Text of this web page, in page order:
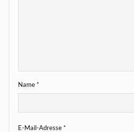
Name*
E-Mail-Adresse*